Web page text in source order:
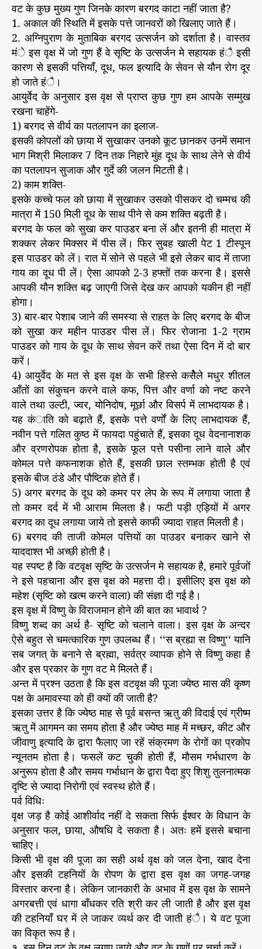
वट के कुछ मुख्य गुण जिनके कारण बरगद काटा नहीं जाता है?
1. अकाल की स्थिति में इसके पत्ते जानवरों को खिलाए जाते हैं।
2. अग्निपुराण के मुताबिक बरगद उत्सर्जन को दर्शाता है। वास्तव
मंे इस वृक्ष में जो गुण हैं वे सृष्टि के उत्सर्जन मे सहायक हंै इसी
कारण से इसकी पत्तियाँ, दूध, फल इत्यादि के सेवन से यौन रोग दूर
हो जाते हंै।
आयुर्वेद के अनुसार इस वृक्ष से प्राप्त कुछ गुण हम आपके सम्मुख
रखना चाहेंगे-
1) बरगद से वीर्य का पतलापन का इलाज-
इसकी कोपलों को छाया में सुखाकर उनको कूट छानकर उनमें समान
भाग मिश्री मिलाकर 7 दिन तक निहारे मुंह दूध के साथ लेने से वीर्य
का पतलापन सुजाक और गुर्दे की जलन मिटती है।
2) काम शक्ति-
इसके कच्चे फल को छाया में सुखाकर उसको पीसकर दो चम्मच की
मात्रा में 150 मिली दूध के साथ पीने से कम शक्ति बढ़ती है।
बरगद के फल को सुखा कर पाउडर बना लें और इतनी ही मात्रा में
शक्कर लेकर मिक्सर में पीस लें। फिर सुबह खाली पेट 1 टीस्पून
इस पाउडर को लें। रात में सोने से पहले भी इसे लेकर बाद में ताजा
गाय का दूध पी लें। ऐसा आपको 2-3 हफ्तों तक करना है। इससे
आपकी यौन शक्ति बढ़ जाएगी जिसे देख कर आपको यकीन ही नहीं
होगा।
3) बार-बार पेशाब जाने की समस्या से राहत के लिए बरगद के बीज
को सुखा कर महीन पाउडर पीस लें। फिर रोजाना 1-2 ग्राम
पाउडर को गाय के दूध के साथ सेवन करें तथा ऐसा दिन में दो बार
करें।
4) आयुर्वेद के मत से इस वृक्ष के सभी हिस्से कसैेले मधुर शीतल
आँतों का संकुचन करने वाले कफ, पित्त और वर्णा को नष्ट करने
वाले तथा उल्टी, ज्वर, योनिदोष, मूर्छा और विसर्प में लाभदायक है।
यह कंाति को बढ़ाते हैं, इसके पत्ते वर्णों के लिए लाभदायक हैं,
नवीन पत्ते गलित कुष्ठ में फायदा पहुंचाते हैं, इसका दूध वेदनानाशक
और व्रणरोपक होता है, इसके फूल पत्ते पसीना लाने वाले और
कोमल पत्ते कफनाशक होते हैं, इसकी छाल स्तम्भक होती है एवं
इसके बीज ठंडे और पौष्टिक होते हैं।
5) अगर बरगद के दूध को कमर पर लेप के रूप में लगाया जाता है
तो कमर दर्द में भी आराम मिलता है। फटी पड़ी एड़ियों में अगर
बरगद का दूध लगाया जाये तो इससे काफी ज्यादा राहत मिलती है।
6) बरगद की ताजी कोमल पत्तियों का पाउडर बनाकर खाने से
याददाश्त भी अच्छी होती है।
यह स्पष्ट है कि वटवृक्ष सृष्टि के उत्सर्जन मे सहायक है, हमारे पूर्वजों
ने इसे पहचाना और इस वृक्ष को महत्ता दी। इसीलिए इस वृक्ष को
महेश (सृष्टि को खत्म करने वाला) की संज्ञा दी गई है।
इस वृक्ष में विष्णु के विराजमान होने की बात का भावार्थ ?
विष्णु शब्द का अर्थ है- सृष्टि को चलाने वाला। इस वृक्ष के अन्दर
ऐसे बहुत से चमत्कारिक गुण उपलब्ध हैं। ‘‘स ब्रह्या स विष्णु‘‘ यानि
सब जगत् के बनाने से ब्रह्मा, सर्वत्र व्यापक होने से विष्णु कहा है
और इस प्रकार के गुण वट मे मिलते हैं।
अन्त में प्रश्न उठता है कि इस वटवृक्ष की पूजा ज्येष्ठ मास की कृष्ण
पक्ष के अमावस्या को ही क्यों की जाती है?
इसका उत्तर है कि ज्येष्ठ माह से पूर्व बसन्त ऋतु की विदाई एवं ग्रीष्म
ऋतु में आगमन का समय होता है और ज्येष्ठ माह में मच्छर, कीट और
जीवाणु इत्यादि के द्वारा फैलाए जा रहें संक्रमण के रोगों का प्रकोप
न्यूनतम होता है। फसलें कट चुकी होती हैं, मौसम गर्भधारण के
अनुरूप होता है और समय गर्भाधान के द्वारा पैदा हुए शिशु तुलनात्मक
दृष्टि से ज्यादा निरोगी एवं स्वस्थ होते हैं।
पर्व विधिः
वृक्ष जड़ है कोई आशीर्वाद नहीं दे सकता सिर्फ ईश्वर के विधान के
अनुसार फल, छाया, औषधि दे सकता है। अतः हमें इससे बचाना
चाहिए।
किसी भी वृक्ष की पूजा का सही अर्थ वृक्ष को जल देना, खाद देना
और इसकी टहनियों के रोपण के द्वारा इस वृक्ष का जगह-जगह
विस्तार करना है। लेकिन जानकारी के अभाव में इस वृक्ष के सामने
अगरबत्ती एवं धागा बाँधकर रति श्री कर ली जाती है और इस वृक्ष
की टहनियाँ घर में ले जाकर व्यर्थ कर दी जाती हंै। ये वट पूजा
का विकृत रूप है।